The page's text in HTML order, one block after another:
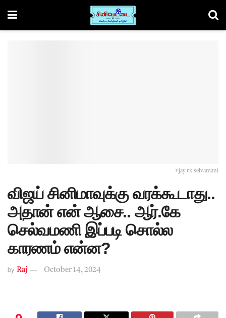
vjay rk selvamani
விஜய் சினிமாவுக்கு வரக்கூடாது..
அதான் என் ஆசை.. ஆர்.கே
செல்வமணி இப்படி சொல்ல
காரணம் என்ன?
by Raj October 14, 2024